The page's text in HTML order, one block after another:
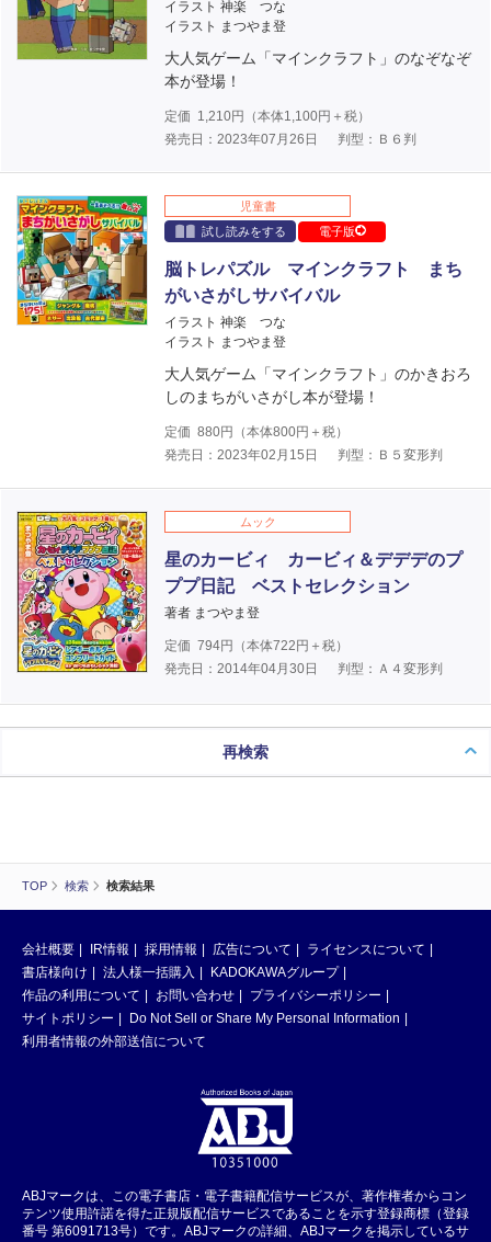
TOP 検索 検索結果
イラスト 神楽 つな
イラスト まつやま登
大人気ゲーム「マインクラフト」のなぞなぞ
本が登場！
定価 1,210円（本体1,100円＋税）
発売日：2023年07月26日
判型：Ｂ６判
児童書
試し読みをする
電子版
脳トレパズル マインクラフト まち
がいさがしサバイバル
イラスト 神楽 つな
イラスト まつやま登
大人気ゲーム「マインクラフト」のかきおろ
しのまちがいさがし本が登場！
定価 880円（本体800円＋税）
発売日：2023年02月15日
判型：Ｂ５変形判
ムック
星のカービィ カービィ＆デデデのプ
ププ日記 ベストセレクション
著者 まつやま登
定価 794円（本体722 円＋税）
発売日：2014年04月30日
判型：Ａ４変形判
再検索
会社概要 IR情報 採用情報 広告について
ライセンスについて
書店様向け
法人様一括購入
KADOKAWAグループ
作品の利用について
お問い合わせ
プライバシーポリシー
サイトポリシー
Do Not Sell or Share My Personal Information
利用者情報の外部送信について
ABJマークは、この電子書店・電子書籍配信サービスが、著作権者からコン
テンツ使用許諾を得た正規版配信サービスであることを示す登録商標（登録
番号 第6091713号）です。ABJマークの詳細、ABJマークを掲示しているサ